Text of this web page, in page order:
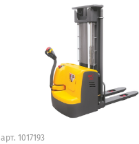
арт.1017193